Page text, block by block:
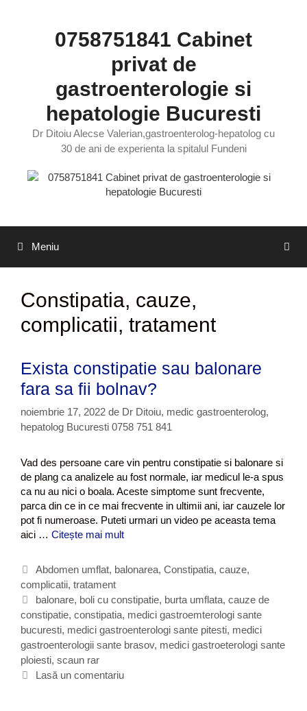
0758751841 Cabinet
privat de
gastroenterologie si
hepatologie Bucuresti
Dr Ditoiu Alecse Valerian,gastroenterolog-hepatolog cu
30 de ani de experienta la spitalul Fundeni
Meniu
Constipatia, cauze,
complicatii, tratament
Exista constipatie sau balonare
fara sa fii bolnav?
noiembrie 17, 2022 de Dr Ditoiu, medic gastroenterolog,
hepatolog Bucuresti 0758 751 841
Vad des persoane care vin pentru constipatie si balonare si
de plang ca analizele au fost normale, iar medicul le-a spus
ca nu au nici o boala. Aceste simptome sunt frecvente,
parca din ce in ce mai frecvente in ultimii ani, iar cauzele lor
pot fi numeroase. Puteti urmari un video pe aceasta tema
aici … Citește mai mult
a
c
o
n
C
a
t
e
g
o
r
i
Abdomen umflat, balonarea, Constipatia, cauze,
complicatii, tratament
E
t
i
c
h
e
balonare, boli cu constipatie, burta umflata, cauze de
constipatie, constipatia, medici gastroemterologi sante
bucuresti, medici gastroenterologi sante pitesti, medici
gastroenterologii sante brasov, medici gastroeterologi sante
ploiesti, scaun rar
Lasă un comentariu